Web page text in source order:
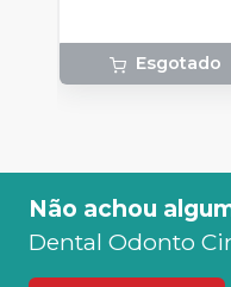
Esgotado
Não achou
Dental Odonto